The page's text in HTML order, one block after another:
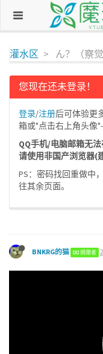
灌水区 ん？（察觉
您现在还未登录！
登录/注册后可体验更
箱或"点击右上角头像
QQ手机/电脑邮箱无
请使用非国产浏览器(
PS：密码找回重做中
往其余页面。
BNKRG的猫 捐赠者